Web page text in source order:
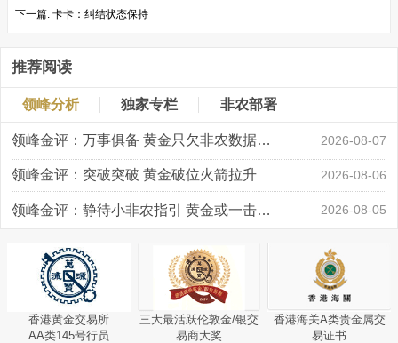
下一篇: 卡卡：纠结状态保持
推荐阅读
领峰分析 独家专栏 非农部署
领峰金评：万事俱备 黄金只欠非农数据“东风” 2026-08-07
领峰金评：突破突破 黄金破位火箭拉升 2026-08-06
领峰金评：静待小非农指引 黄金或一击破局 2026-08-05
香港黄金交易所
AA类145号行员
三大最活跃伦敦金/银交
易商大奖
香港海关A类贵金属交
易证书